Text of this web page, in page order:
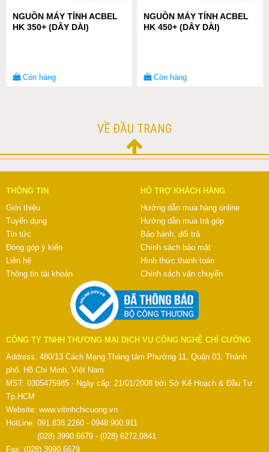
NGUỒN MÁY TÍNH ACBEL
HK 350+ (DÂY DÀI)
Còn hàng
NGUỒN MÁY TÍNH ACBEL
HK 450+ (DÂY DÀI)
Còn hàng
VỀ ĐẦU TRANG
THÔNG TIN
Giới thiệu
Tuyển dụng
Tin tức
Đóng góp ý kiến
Liên hệ
Thông tin tài khoản
HỖ TRỢ KHÁCH HÀNG
Hướng dẫn mua hàng online
Hướng dẫn mua trả góp
Bảo hành, đổi trả
Chính sách bảo mật
Hình thức thanh toán
Chính sách vận chuyển
CÔNG TY TNHH THƯƠNG MẠI DỊCH VỤ CÔNG NGHỆ CHÍ CƯỜNG
Address: 480/13 Cách Mạng Tháng tám Phường 11, Quận 03, Thành
phố. Hồ Chí Minh, Việt Nam
MST: 0305475985 - Ngày cấp: 21/01/2008 bởi Sở Kế Hoạch & Đầu Tư
Tp.HCM
Website: www.vitinhchicuong.vn
HotLine: 091.838.2260 - 0948.900.911
(028) 3990.6679 - (028) 6272.0841
Fax: (028) 3990.6679